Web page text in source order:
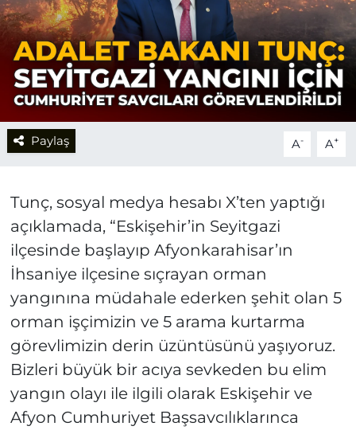
Paylaş A- A+
Tunç, sosyal medya hesabı X’ten yaptığı
açıklamada, “Eskişehir’in Seyitgazi
ilçesinde başlayıp Afyonkarahisar’ın
İhsaniye ilçesine sıçrayan orman
yangınına müdahale ederken şehit olan 5
orman işçimizin ve 5 arama kurtarma
görevlimizin derin üzüntüsünü yaşıyoruz.
Bizleri büyük bir acıya sevkeden bu elim
yangın olayı ile ilgili olarak Eskişehir ve
Afyon Cumhuriyet Başsavcılıklarınca